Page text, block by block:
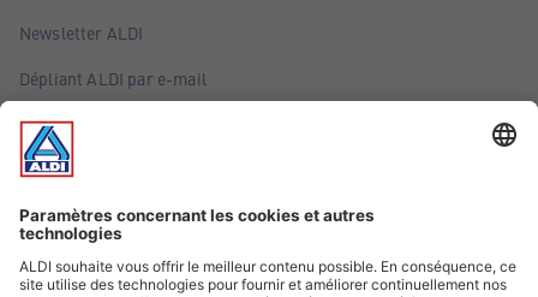
Newsletter ALDI
Dépliant ALDI par e-mail
Offres
Infos essentielles
Suivez ALDI Belgique